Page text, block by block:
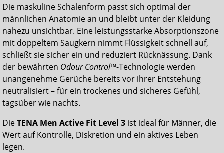
Die maskuline Schalenform passt sich optimal der
männlichen Anatomie an und bleibt unter der Kleidung
nahezu unsichtbar. Eine leistungsstarke Absorptionszone
mit doppeltem Saugkern nimmt Flüssigkeit schnell auf,
schließt sie sicher ein und reduziert Rücknässung. Dank
der bewährten Odour Control™-Technologie werden
unangenehme Gerüche bereits vor ihrer Entstehung
neutralisiert – für ein trockenes und sicheres Gefühl,
tagsüber wie nachts.
DieTENA Men Active Fit Level 3 ist ideal für Männer, die
Wert auf Kontrolle, Diskretion und ein aktives Leben
legen.